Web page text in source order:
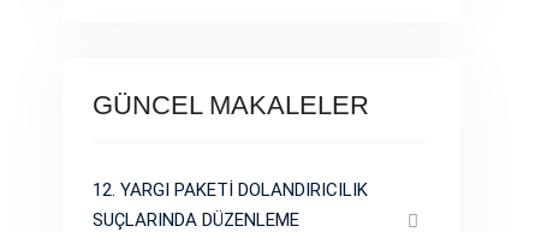
GÜNCEL MAKALELER
12. YARGI PAKETİ DOLANDIRICILIK
SUÇLARINDA DÜZENLEME